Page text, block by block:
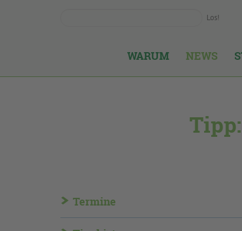
Los!
WARUM NEWS
Termine